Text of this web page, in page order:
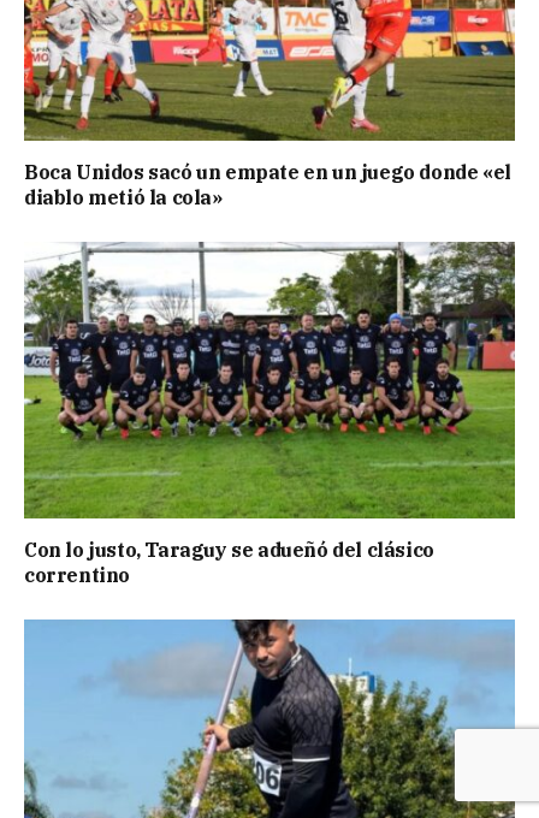
Boca Unidos sacó un empate en un juego donde «el
diablo metió la cola»
Con lo justo, Taraguy se adueñó del clásico
correntino